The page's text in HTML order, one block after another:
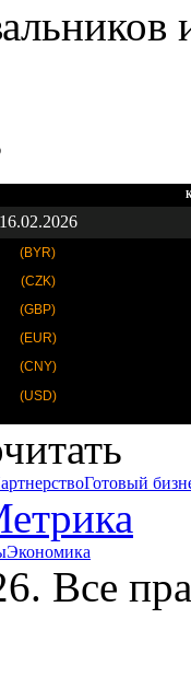
16.02.2026
(BYR)
(CZK)
(GBP)
(EUR)
(CNY)
(USD)
Готовый
Экономика
Все